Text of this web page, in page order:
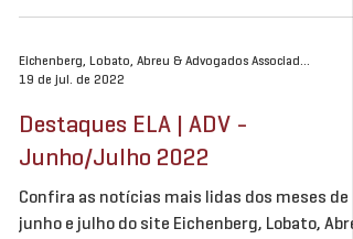
Eichenberg, Lobato, Abreu & Advogados Associados
19 de jul. de 2022
Destaques ELA | ADV -
Junho/Julho 2022
Confira as notícias mais lidas dos meses de
junho e julho do site Eichenberg, Lobato,